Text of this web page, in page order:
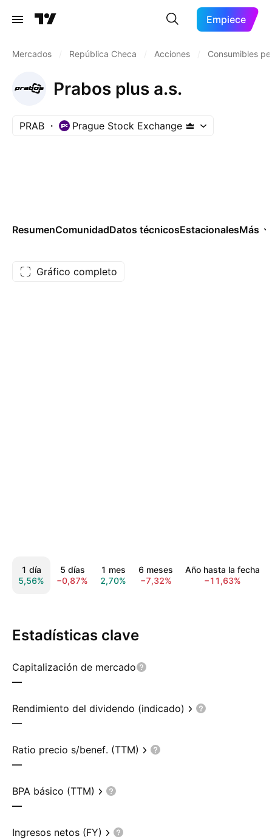
Empiece
Mercados República Checa Acciones Consumibles
Prabos plus a.s.
PRAB Prague Stock Exchange
ResumenComunidadDatos técnicosEstacionalesMás
Gráfico completo
1 día
5,56%
5 días
−0,87%
1 mes
2,70%
6 meses
−7,32%
Año hasta la fecha
−11,63%
Estadísticas clave
Capitalización de mercado
—
Rendimiento del dividendo (indicado)
—
Ratio precio s/benef. (TTM)
—
BPA básico (TTM)
—
Ingresos netos (FY)